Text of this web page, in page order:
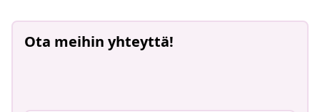
Ota meihin yhteyttä!